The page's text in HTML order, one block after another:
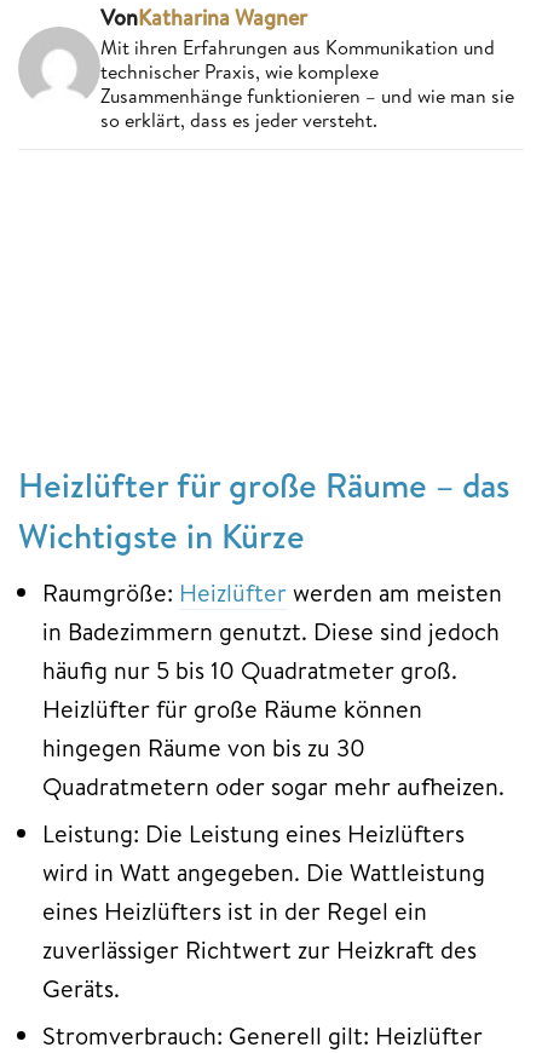
VonKatharina Wagner
Mit ihren Erfahrungen aus Kommunikation und
technischer Praxis, wie komplexe
Zusammenhänge funktionieren – und wie man sie
so erklärt, dass es jeder versteht.
Heizlüfter für große Räume – das
Wichtigste in Kürze
Raumgröße: Heizlüfterwerden am meisten
in Badezimmern genutzt. Diese sind jedoch
häufig nur 5 bis 10 Quadratmeter groß.
Heizlüfter für große Räume können
hingegen Räume von bis zu 30
Quadratmetern oder sogar mehr aufheizen.
Leistung: Die Leistung eines Heizlüfters
wird in Watt angegeben. Die Wattleistung
eines Heizlüfters ist in der Regel ein
zuverlässiger Richtwert zur Heizkraft des
Geräts.
Stromverbrauch: Generell gilt: Heizlüfter